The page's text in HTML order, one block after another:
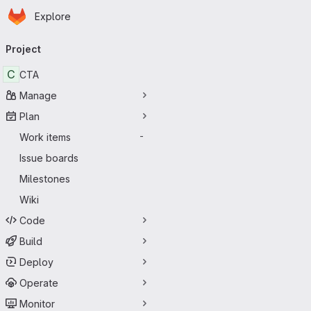
Skip to main content
Homepage
Explore
navigation
Project
C CTA
Manage
Plan
Work items
-
Issue boards
Milestones
Wiki
Code
Build
Deploy
Operate
Monitor